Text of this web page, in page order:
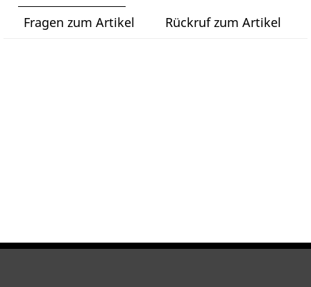
Fragen zum Artikel
Rückruf zum Artikel